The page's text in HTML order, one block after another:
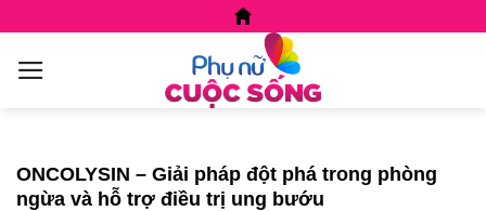
content
ONCOLYSIN – Giải pháp đột phá trong phòng
ngừa và hỗ trợ điều trị ung bướu